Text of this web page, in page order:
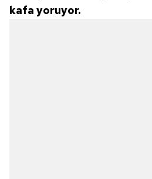
kafa yoruyor.